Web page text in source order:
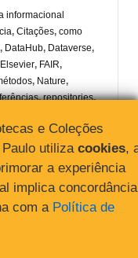
informacional
, Citações, como
, DataHub, Dataverse,
Elsevier, FAIR,
, Nature,
,repositories,
e Coleções
utiliza cookies,
a experiência
implica concordância
com a Política de